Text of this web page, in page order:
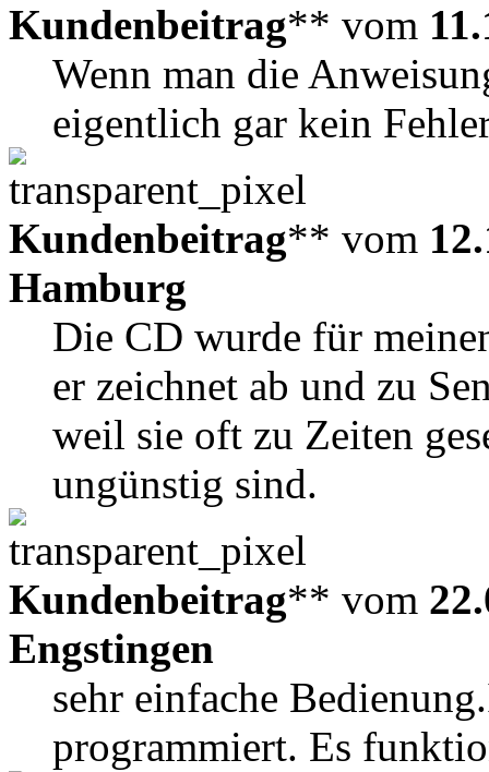
Kundenbeitrag** vom
Wenn man die
eigentlich gar kein
Kundenbeitrag** vom
Hamburg
Die CD wurde für
er zeichnet ab und zu
weil sie oft zu Zeiten
ungünstig sind.
Kundenbeitrag** vom
Engstingen
sehr einfache
programmiert. Es